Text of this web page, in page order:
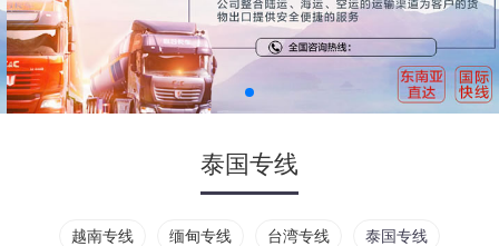
泰国专线
越南专线 缅甸专线 台湾专线 泰国专线